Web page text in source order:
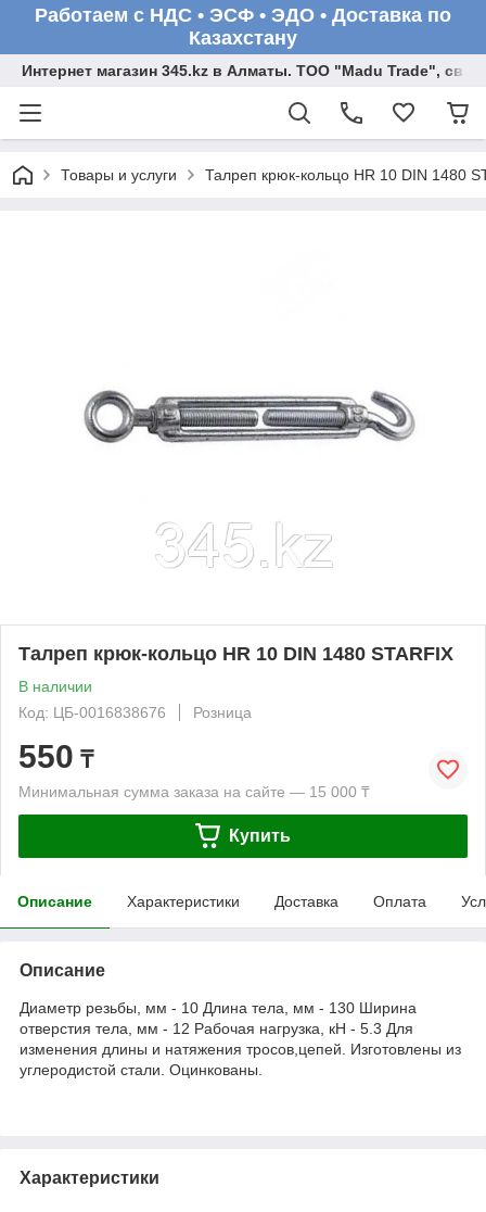
Работаем с НДС • ЭСФ • ЭДО • Доставка по
Казахстану
Интернет магазин 345.kz в Алматы. ТОО "Madu Trade",
Товары и услуги Талреп крюк-кольцо HR 10 DIN 1480
Талреп крюк-кольцо HR 10 DIN 1480 STARFIX
В наличии
Код: ЦБ-0016838676
Розница
550 ₸
Минимальная сумма заказа на сайте — 15 000 ₸
Купить
Описание Характеристики Доставка Оплата
Описание
Диаметр резьбы, мм - 10 Длина тела, мм - 130 Ширина
отверстия тела, мм - 12 Рабочая нагрузка, кН - 5.3 Для
изменения длины и натяжения тросов,цепей. Изготовлены из
углеродистой стали. Оцинкованы.
Характеристики